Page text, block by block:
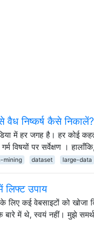
वैध निष्कर्ष कैसे निकालें?
में हर जगह है। हर कोई
विषयों पर सर्वेक्षण ।
mining dataset large-data
लिफ्ट उपाय
लिए कई वेबसाइटों को खोजा
में थे, स्वयं नहीं। मुझे